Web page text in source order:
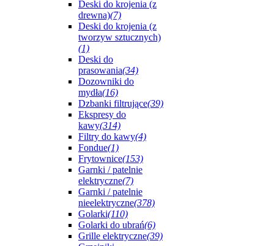
Deski do krojenia (z
drewna)(7)
Deski do krojenia (z
tworzyw sztucznych)
(1)
Deski do
prasowania(34)
Dozowniki do
mydła(16)
Dzbanki filtrujące(39)
Ekspresy do
kawy(314)
Filtry do kawy(4)
Fondue(1)
Frytownice(153)
Garnki / patelnie
elektryczne(7)
Garnki / patelnie
nieelektryczne(378)
Golarki(110)
Golarki do ubrań(6)
Grille elektryczne(39)